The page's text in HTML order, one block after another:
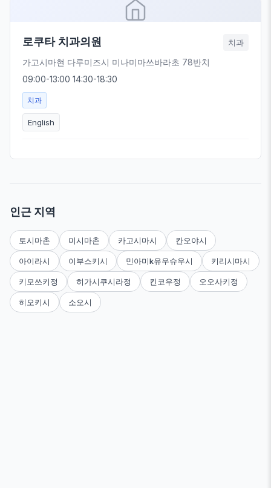
로쿠타 치과의원 치과
가고시마현 다루미즈시 미나미마쓰바라초 78반치
09:00-13:00 14:30-18:30
치과
English
인근 지역
토시마촌 미시마촌 카고시마시 칸오야시
아이라시 이부스키시 민아미k유우슈우시 키리시마시
키모쓰키정 히가시쿠시라정 킨코우정 오오사키정
히오키시 소오시